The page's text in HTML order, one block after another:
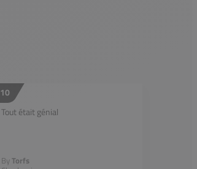
10
Tout était génial
ByTorfs